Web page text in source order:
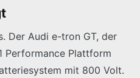
Der Audi e-tron GT, der
Performance Plattform
mit 800 Volt.